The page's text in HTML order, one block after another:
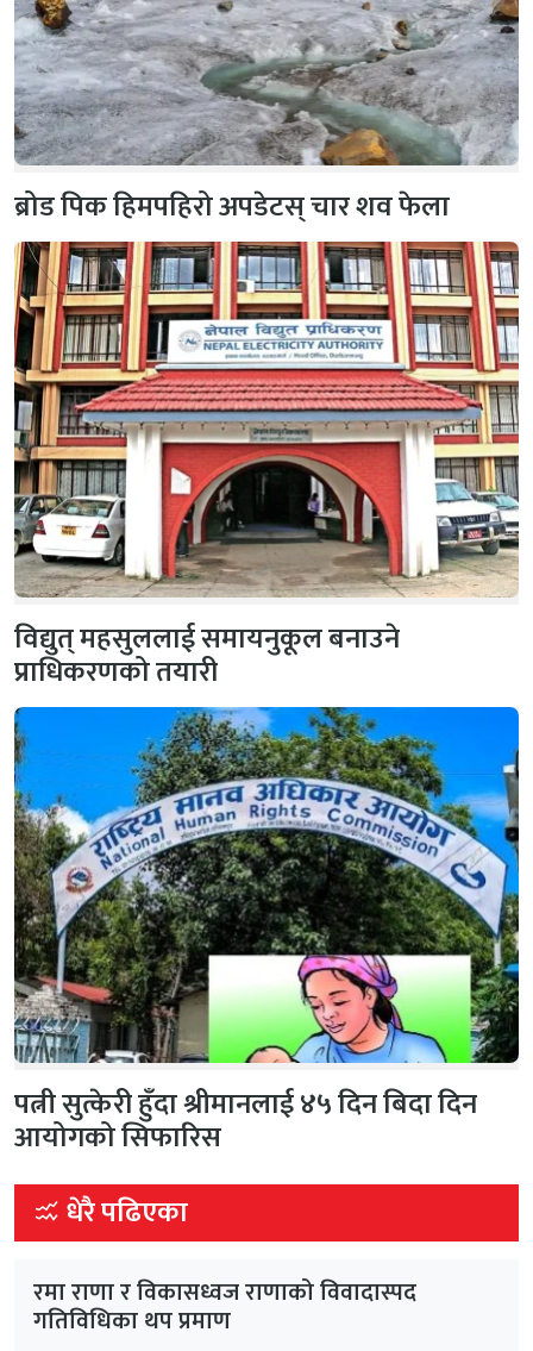
ब्रोड पिक हिमपहिरो अपडेटस् चार शव फेला
विद्युत् महसुललाई समायनुकूल बनाउने
प्राधिकरणको तयारी
पत्नी सुत्केरी हुँदा श्रीमानलाई ४५ दिन बिदा दिन
आयोगको सिफारिस
धेरै पढिएका
रमा राणा र विकासध्वज राणाको विवादास्पद
गतिविधिका थप प्रमाण